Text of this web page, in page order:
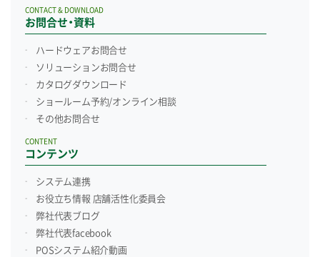
お問合せ・資料
CONTACT & DOWNLOAD
ハードウェアお問合せ
ソリューションお問合せ
カタログダウンロード
ショールーム予約/オンライン相談
その他お問合せ
コンテンツ
CONTENT
システム連携
お役立ち情報 店舗活性化委員会
弊社代表ブログ
弊社代表facebook
POSシステム紹介動画